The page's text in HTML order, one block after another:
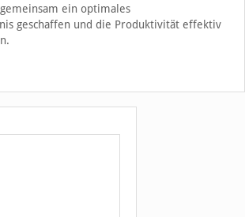
ein optimales
geschaffen und die Produktivität effektiv